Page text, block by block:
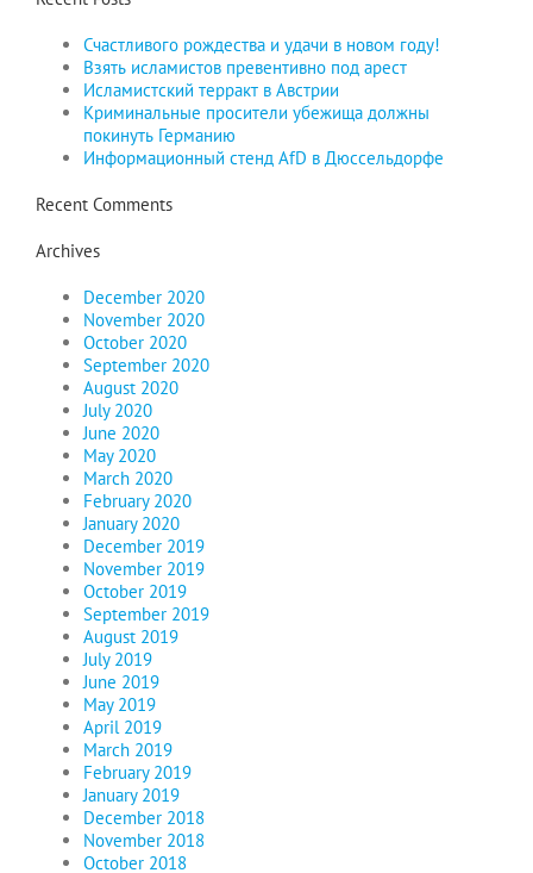
Счастливого рождества и удачи в новом году!
Взять исламистов превентивно под арест
Исламистский терракт в Австрии
Криминальные просители убежища должны
покинуть Германию
Информационный стенд AfD в Дюссельдорфе
Recent Comments
Archives
December 2020
November 2020
October 2020
September 2020
August 2020
July 2020
June 2020
May 2020
March 2020
February 2020
January 2020
December 2019
November 2019
October 2019
September 2019
August 2019
July 2019
June 2019
May 2019
April 2019
March 2019
February 2019
January 2019
December 2018
November 2018
October 2018